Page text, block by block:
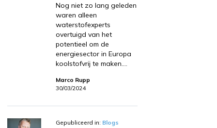
Nog niet zo lang geleden
waren alleen
waterstofexperts
overtuigd van het
potentieel om de
energiesector in Europa
koolstofvrij te maken.…
Marco Rupp
30/03/2024
Gepubliceerd in: Blogs